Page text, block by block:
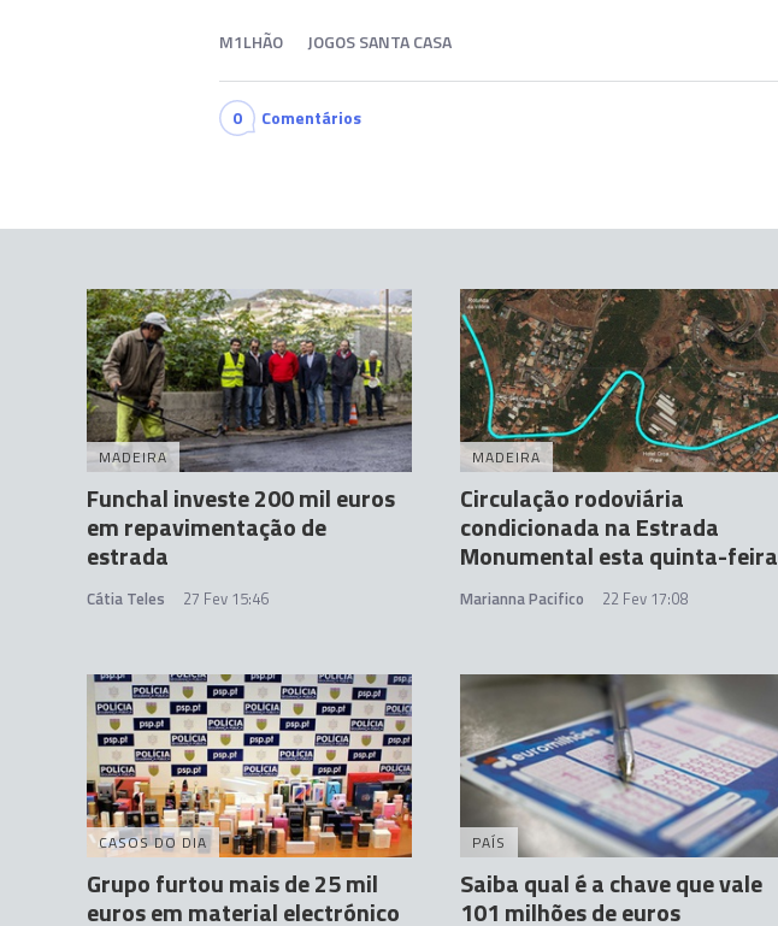
M1LHÃO JOGOS SANTA CASA
0 Comentários
MADEIRA
Funchal investe 200 mil euros
em repavimentação de
estrada
Cátia Teles 27 Fev 15:46
MADEIRA
Circulação rodoviária
condicionada na Estrada
Monumental esta quinta-feira
Marianna Pacifico 22 Fev 17:08
CASOS DO DIA
Grupo furtou mais de 25 mil
euros em material electrónico
PAÍS
Saiba qual é a chave que vale
101 milhões de euros